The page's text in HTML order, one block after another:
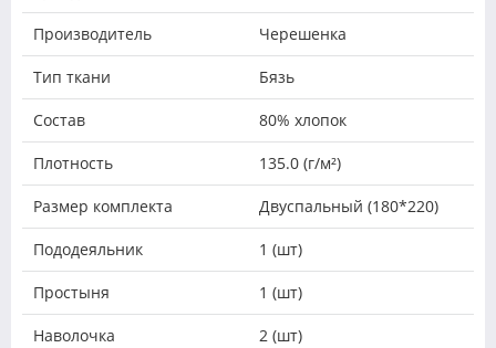
Производитель Черешенка
Тип ткани Бязь
Состав 80% хлопок
Плотность 135.0 (г/м²)
Размер комплекта Двуспальный (180*220)
Пододеяльник 1 (шт)
Простыня 1 (шт)
Наволочка 2 (шт)